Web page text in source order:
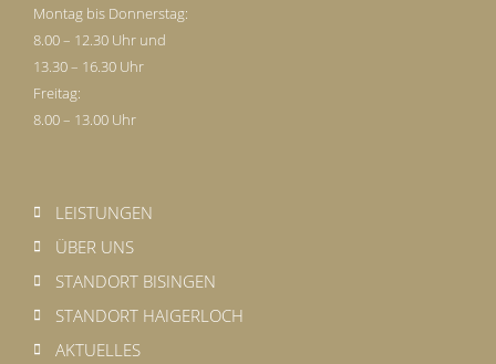
Montag bis Donnerstag:
8.00 – 12.30 Uhr und
13.30 – 16.30 Uhr
Freitag:
8.00 – 13.00 Uhr
LEISTUNGEN
ÜBER UNS
STANDORT BISINGEN
STANDORT HAIGERLOCH
AKTUELLES